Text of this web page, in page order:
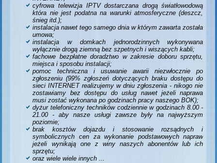
cyfrowa telewizja IPTV dostarczana drogą światłowodową
która nie jest podatna na warunki atmosferyczne (deszcz,
śnieg itd.);
instalacja nawet tego samego dnia w którym zawarta została
umowa;
instalacja w domkach jednorodzinnych wykonywana
wyłącznie drogą ziemną bez szpetnych i wiszących kabli;
fachowe bezpłatne doradztwo w zakresie doboru sprzętu,
miejsca i sposobu instalacji;
pomoc techniczna i usuwanie awarii niezwłocznie po
zgłoszeniu (99% zgłoszeń dotyczących braku dostępu do
sieci INTERNET realizujemy w dniu zgłoszenia - nikogo nie
zostawiamy bez dostępu do usług nawet jeżeli naprawa
musi zostać wykonana po godzinach pracy naszego BOK);
dyżur telefoniczny techników codziennie w godzinach 8.00 -
21.00 - aby nasze usługi zawsze były na najwyższym
poziomie;
brak kosztów dojazdu i stosowanie rozsądnych i
symbolicznych cen za wykonanie podstawowych napraw
jeżeli wynikają one z winy naszych abonentów lub ich
sprzętu;
oraz wiele wiele innych ...